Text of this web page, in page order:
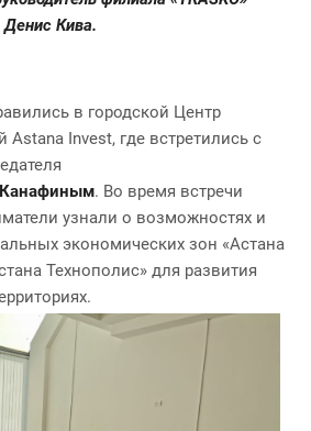
Кива.
в городской Центр
Astana Invest, где встретились с
Канафиным. Во время встречи
узнали о возможностях и
экономических зон «Астана
Технополис» для развития